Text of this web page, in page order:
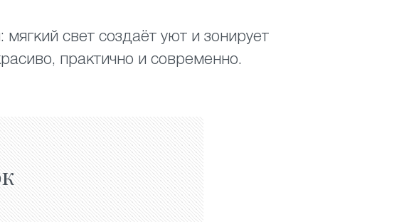
свет создаёт уют и зонирует
практично и современно.